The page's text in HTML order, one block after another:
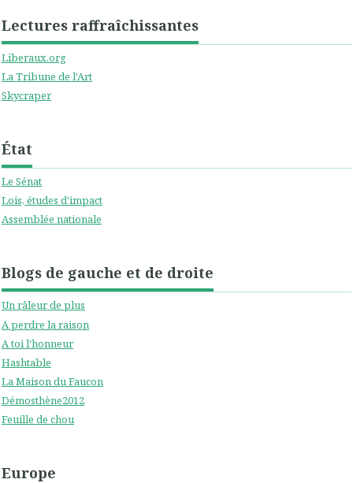
Lectures raffraîchissantes
Liberaux.org
La Tribune de l'Art
Skycraper
État
Le Sénat
Lois, études d'impact
Assemblée nationale
Blogs de gauche et de droite
Un râleur de plus
A perdre la raison
A toi l'honneur
Hashtable
La Maison du Faucon
Démosthène2012
Feuille de chou
Europe